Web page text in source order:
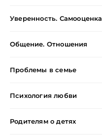
Уверенность. Самооценка
Общение. Отношения
Проблемы в семье
Психология любви
Родителям о детях